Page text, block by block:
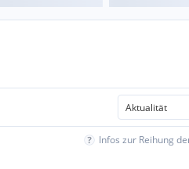
Infos zur Reihung